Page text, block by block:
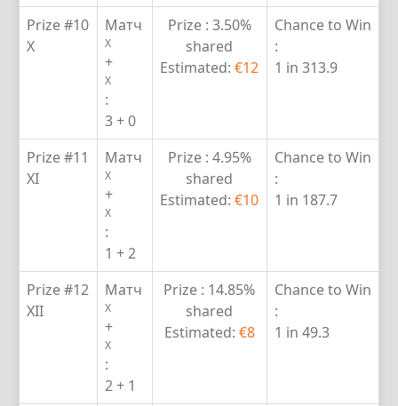
Prize #10
X
Матч
X
+
X
:
3 + 0
Prize : 3.50%
shared
Estimated: €12
Chance to Win
:
1 in 313.9
Prize #11
XI
Матч
X
+
X
:
1 + 2
Prize : 4.95%
shared
Estimated: €10
Chance to Win
:
1 in 187.7
Prize #12
XII
Матч
X
+
X
:
2 + 1
Prize : 14.85%
shared
Estimated: €8
Chance to Win
:
1 in 49.3